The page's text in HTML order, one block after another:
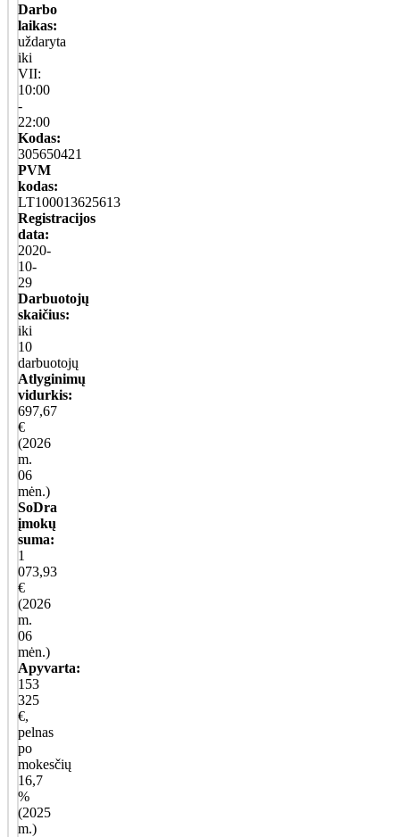
Darbo
laikas:
uždaryta
iki
VII:
10:00
-
22:00
Kodas:
305650421
PVM
kodas:
LT100013625613
Registracijos
data:
2020-
10-
29
Darbuotojų
skaičius:
iki
10
darbuotojų
Atlyginimų
vidurkis:
697,67
€
(2026
m.
06
mėn.)
SoDra
įmokų
suma:
1
073,93
€
(2026
m.
06
mėn.)
Apyvarta:
153
325
€,
pelnas
po
mokesčių
16,7
%
(2025
m.)